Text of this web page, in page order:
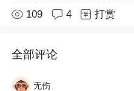
109 4 打赏
全部评论
无伤